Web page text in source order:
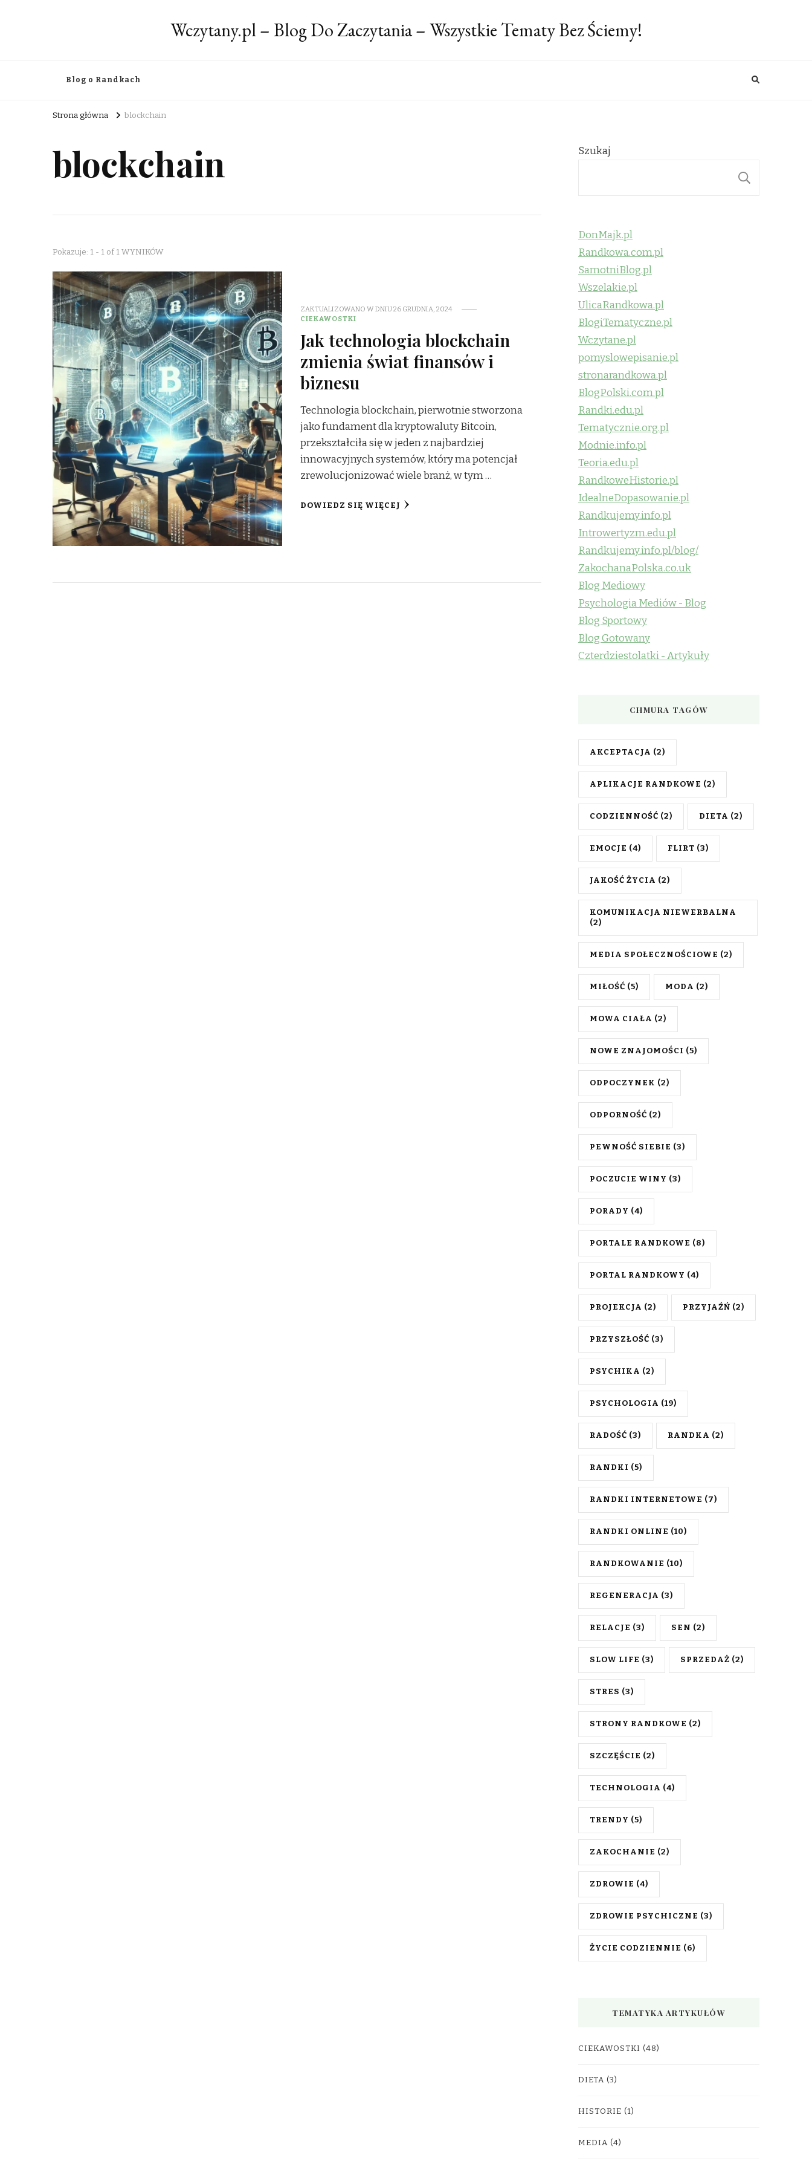
Wczytany.pl – Blog Do Zaczytania – Wszystkie Tematy Bez Ściemy!
Blog o Randkach
Strona główna blockchain
blockchain
Pokazuje: 1 - 1 of 1 WYNIKÓW
ZAKTUALIZOWANO W DNIU26 GRUDNIA, 2024
CIEKAWOSTKI
Jak technologia blockchain
zmienia świat finansów i
biznesu
Technologia blockchain, pierwotnie stworzona
jako fundament dla kryptowaluty Bitcoin,
przekształciła się w jeden z najbardziej
innowacyjnych systemów, który ma potencjał
zrewolucjonizować wiele branż, w tym …
DOWIEDZ SIĘ WIĘCEJ
Szukaj
DonMajk.pl
Randkowa.com.pl
SamotniBlog.pl
Wszelakie.pl
UlicaRandkowa.pl
BlogiTematyczne.pl
Wczytane.pl
pomyslowepisanie.pl
stronarandkowa.pl
BlogPolski.com.pl
Randki.edu.pl
Tematycznie.org.pl
Modnie.info.pl
Teoria.edu.pl
RandkoweHistorie.pl
IdealneDopasowanie.pl
Randkujemy.info.pl
Introwertyzm.edu.pl
Randkujemy.info.pl/blog/
ZakochanaPolska.co.uk
Blog Mediowy
Psychologia Mediów - Blog
Blog Sportowy
Blog Gotowany
Czterdziestolatki - Artykuły
CHMURA TAGÓW
AKCEPTACJA (2)
APLIKACJE RANDKOWE (2)
CODZIENNOŚĆ (2) DIETA (2)
EMOCJE (4) FLIRT (3)
JAKOŚĆ ŻYCIA (2)
KOMUNIKACJA NIEWERBALNA
(2)
MEDIA SPOŁECZNOŚCIOWE (2)
MIŁOŚĆ (5) MODA (2)
MOWA CIAŁA (2)
NOWE ZNAJOMOŚCI (5)
ODPOCZYNEK (2)
ODPORNOŚĆ (2)
PEWNOŚĆ SIEBIE (3)
POCZUCIE WINY (3)
PORADY (4)
PORTALE RANDKOWE (8)
PORTAL RANDKOWY (4)
PROJEKCJA (2) PRZYJAŹŃ (2)
PRZYSZŁOŚĆ (3)
PSYCHIKA (2)
PSYCHOLOGIA (19)
RADOŚĆ (3) RANDKA (2)
RANDKI (5)
RANDKI INTERNETOWE (7)
RANDKI ONLINE (10)
RANDKOWANIE (10)
REGENERACJA (3)
RELACJE (3) SEN (2)
SLOW LIFE (3) SPRZEDAŻ (2)
STRES (3)
STRONY RANDKOWE (2)
SZCZĘŚCIE (2)
TECHNOLOGIA (4)
TRENDY (5)
ZAKOCHANIE (2)
ZDROWIE (4)
ZDROWIE PSYCHICZNE (3)
ŻYCIE CODZIENNIE (6)
TEMATYKA ARTYKUŁÓW
CIEKAWOSTKI (48)
DIETA (3)
HISTORIE (1)
MEDIA (4)